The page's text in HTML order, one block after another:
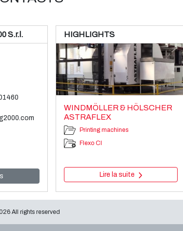
HIGHLIGHTS
WINDMÖLLER & HÖLSCHER
ASTRAFLEX
Printing machines
Flexo CI
Lire la suite
S.r.l.
All rights reserved